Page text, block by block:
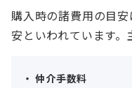
購入時の諸費用の目
安といわれています。
・ 仲介手数料